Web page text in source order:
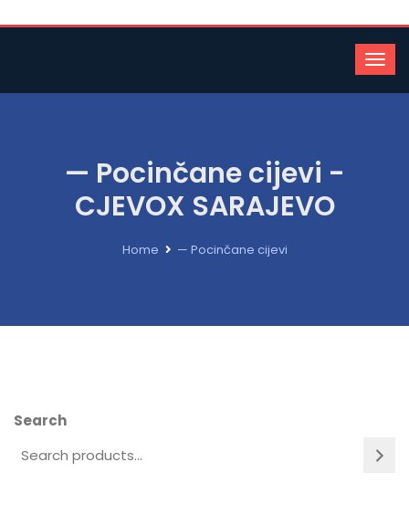
— Pocinčane cijevi -
CJEVOX SARAJEVO
Home — Pocinčane cijevi
Search